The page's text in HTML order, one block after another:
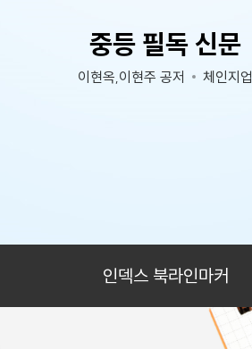
중등 필독 신문
이현옥,이현주 공저 체인지업
인덱스 북라인마커